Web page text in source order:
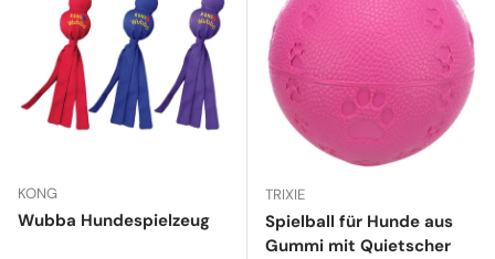
KONG
Wubba Hundespielzeug
TRIXIE
Spielball für Hunde aus
Gummi mit Quietscher